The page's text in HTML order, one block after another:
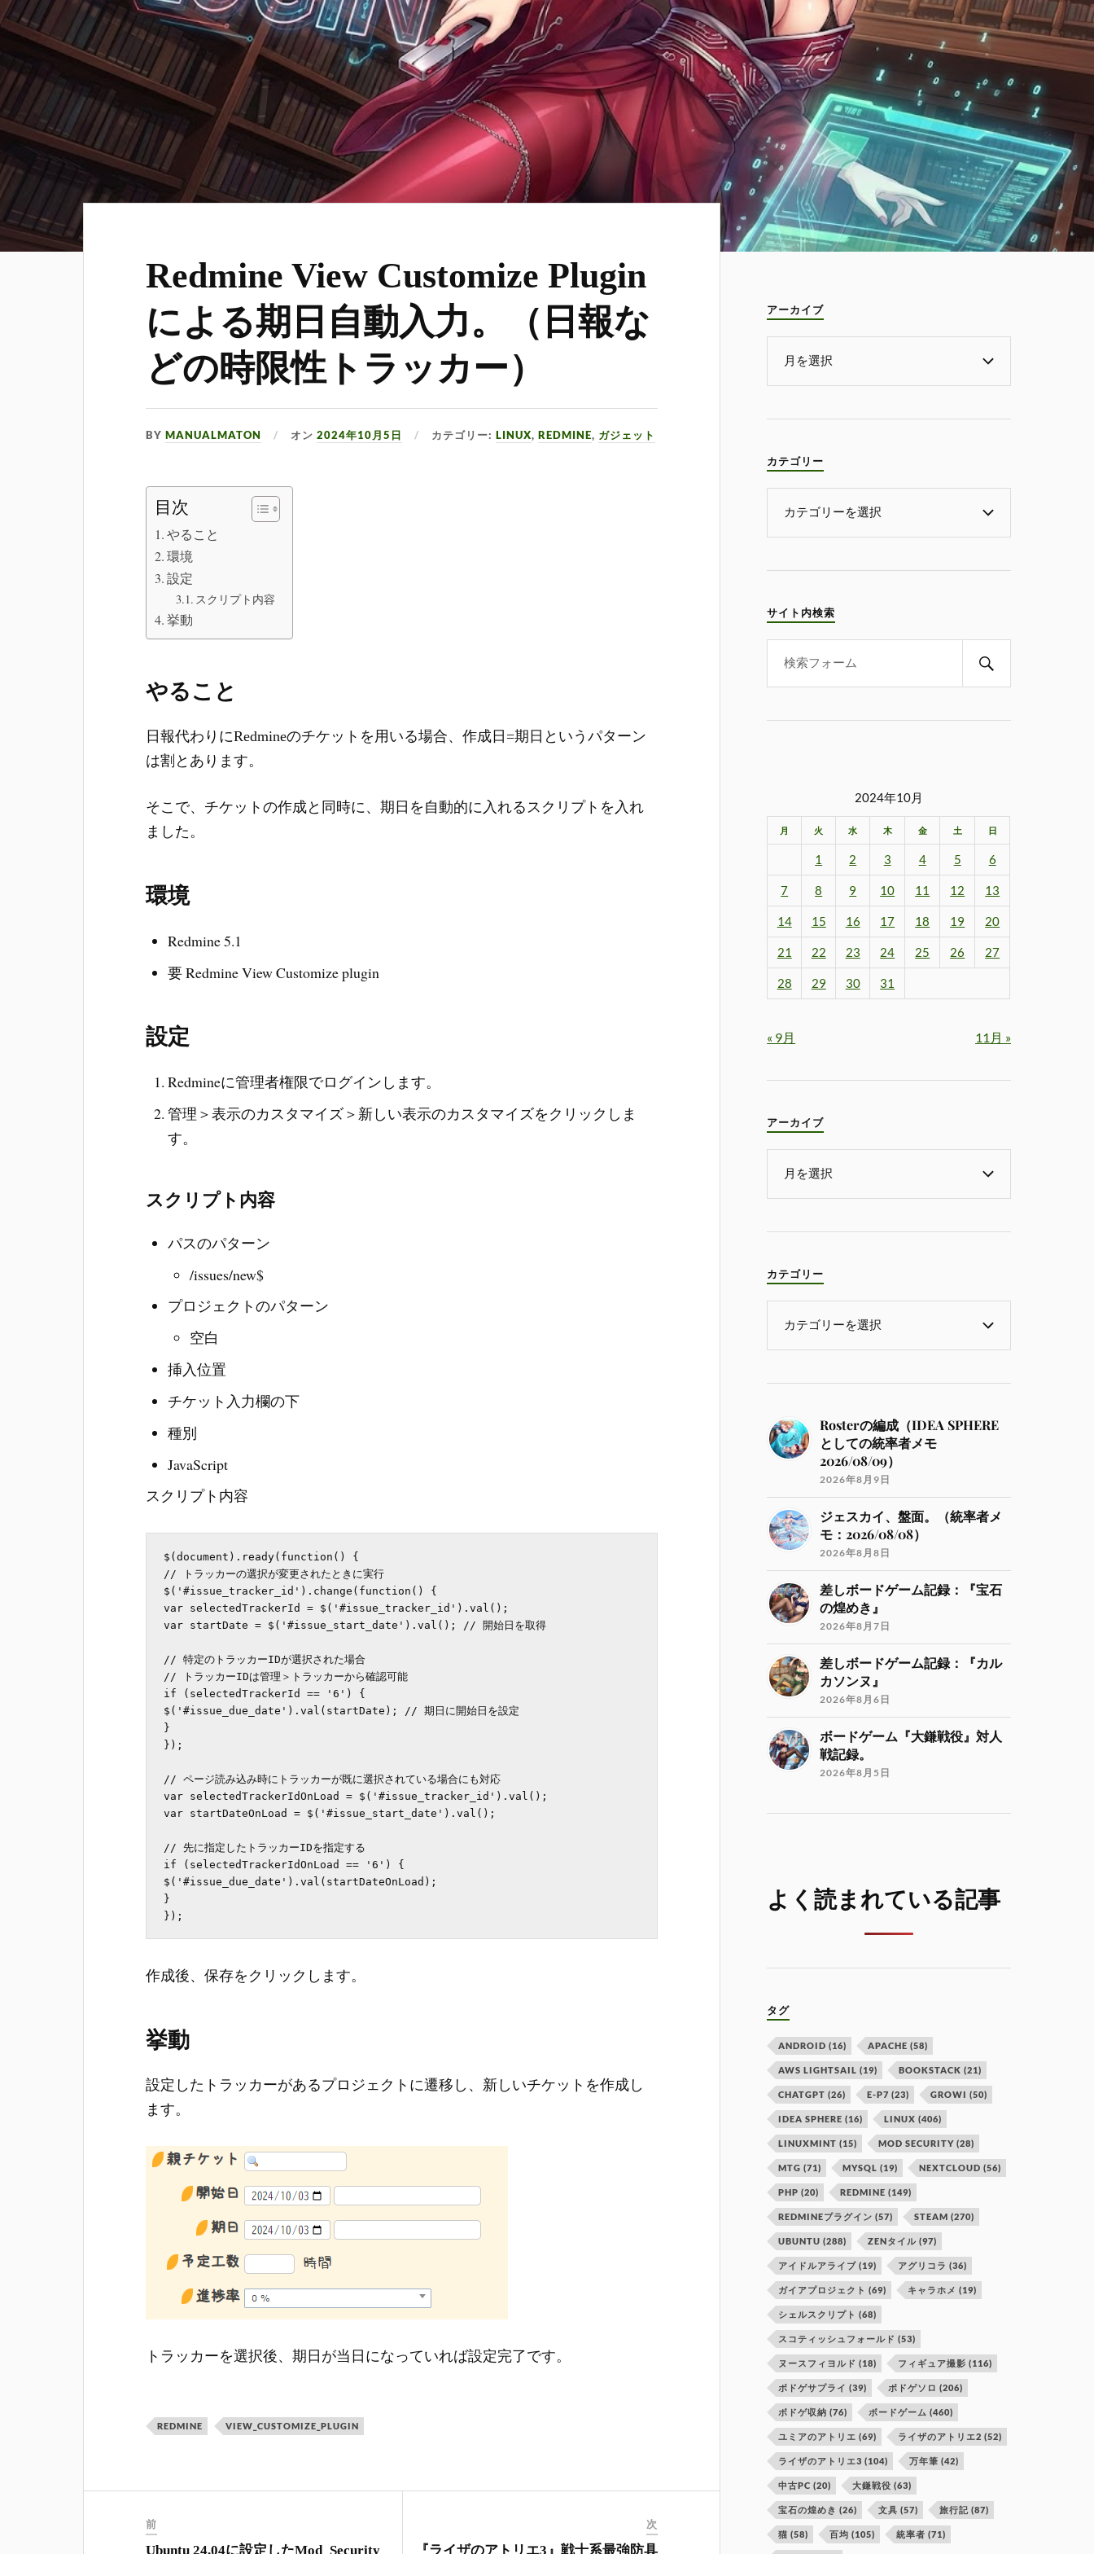
Redmine View Customize Plugin
による期日自動入力。（日報な
どの時限性トラッカー）
BYMANUALMATON オン2024年10月5日 カテゴリー:LINUX,REDMINE, ガジェット
目次
やること
環境
設定
スクリプト内容
挙動
やること
日報代わりにRedmineのチケットを用いる場合、作成日=期日というパターン
は割とあります。
そこで、チケットの作成と同時に、期日を自動的に入れるスクリプトを入れ
ました。
環境
Redmine 5.1
要 Redmine View Customize plugin
設定
Redmineに管理者権限でログインします。
管理＞表示のカスタマイズ＞新しい表示のカスタマイズをクリックしま
す。
スクリプト内容
パスのパターン
/issues/new$
プロジェクトのパターン
空白
挿入位置
チケット入力欄の下
種別
JavaScript
スクリプト内容
$(document).ready(function() {
// トラッカーの選択が変更されたときに実行
$('#issue_tracker_id').change(function() {
var selectedTrackerId = $('#issue_tracker_id').val();
var startDate = $('#issue_start_date').val(); // 開始日を取得
// 特定のトラッカーIDが選択された場合
// トラッカーIDは管理＞トラッカーから確認可能
if (selectedTrackerId == '6') {
$('#issue_due_date').val(startDate); // 期日に開始日を設定
}
});
// ページ読み込み時にトラッカーが既に選択されている場合にも対応
var selectedTrackerIdOnLoad = $('#issue_tracker_id').val();
var startDateOnLoad = $('#issue_start_date').val();
// 先に指定したトラッカーIDを指定する
if (selectedTrackerIdOnLoad == '6') {
$('#issue_due_date').val(startDateOnLoad);
}
});
作成後、保存をクリックします。
挙動
設定したトラッカーがあるプロジェクトに遷移し、新しいチケットを作成し
ます。
トラッカーを選択後、期日が当日になっていれば設定完了です。
REDMINE VIEW_CUSTOMIZE_PLUGIN
前
Ubuntu 24.04に設定したMod_Security
次
『ライザのアトリエ3』戦士系最強防具
アーカイブ
カテゴリー
サイト内検索
2024年10月
月 火 水 木 金 土 日
1 2 3 4 5 6
7 8 9 10 11 12 13
14 15 16 17 18 19 20
21 22 23 24 25 26 27
28 29 30 31
« 9月 11月 »
アーカイブ
カテゴリー
Rosterの編成（IDEA SPHERE
としての統率者メモ
2026/08/09）
2026年8月9日
ジェスカイ、盤面。（統率者メ
モ：2026/08/08）
2026年8月8日
差しボードゲーム記録：『宝石
の煌めき』
2026年8月7日
差しボードゲーム記録：『カル
カソンヌ』
2026年8月6日
ボードゲーム『大鎌戦役』対人
戦記録。
2026年8月5日
よく読まれている記事
タグ
ANDROID (16) APACHE (58)
AWS LIGHTSAIL (19) BOOKSTACK (21)
CHATGPT (26) E-P7 (23) GROWI (50)
IDEA SPHERE (16) LINUX (406)
LINUXMINT (15) MOD SECURITY (28)
MTG (71) MYSQL (19) NEXTCLOUD (56)
PHP (20) REDMINE (149)
REDMINEプラグイン (57) STEAM (270)
UBUNTU (288) ZENタイル (97)
アイドルアライブ (19) アグリコラ (36)
ガイアプロジェクト (69) キャラホメ (19)
シェルスクリプト (68)
スコティッシュフォールド (53)
ヌースフィヨルド (18) フィギュア撮影 (116)
ボドゲサプライ (39) ボドゲソロ (206)
ボドゲ収納 (76) ボードゲーム (460)
ユミアのアトリエ (69) ライザのアトリエ2 (52)
ライザのアトリエ3 (104) 万年筆 (42)
中古PC (20) 大鎌戦役 (63)
宝石の煌めき (26) 文具 (57) 旅行記 (87)
猫 (58) 百均 (105) 統率者 (71)